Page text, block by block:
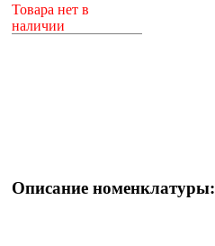
Товара нет в
наличии
Описание номенклатуры: